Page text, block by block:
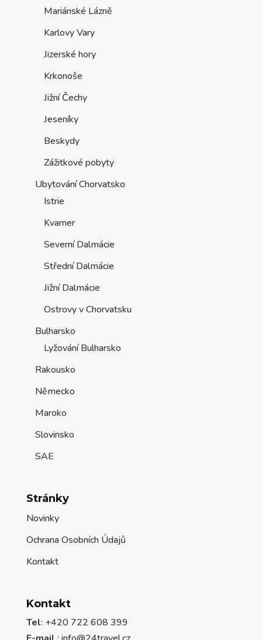
Mariánské Lázně
Karlovy Vary
Jizerské hory
Krkonoše
Jižní Čechy
Jeseníky
Beskydy
Zážitkové pobyty
Ubytování Chorvatsko
Istrie
Kvarner
Severní Dalmácie
Střední Dalmácie
Jižní Dalmácie
Ostrovy v Chorvatsku
Bulharsko
Lyžování Bulharsko
Rakousko
Německo
Maroko
Slovinsko
SAE
Stránky
Novinky
Ochrana Osobních Údajů
Kontakt
Kontakt
Tel: +420 722 608 399